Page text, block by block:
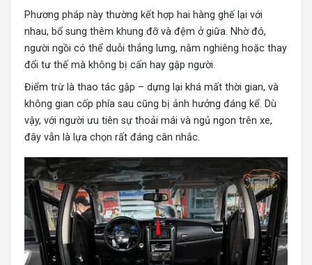
Phương pháp này thường kết hợp hai hàng ghế lại với
nhau, bổ sung thêm khung đỡ và đệm ở giữa. Nhờ đó,
người ngồi có thể duỗi thẳng lưng, nằm nghiêng hoặc thay
đổi tư thế mà không bị cấn hay gập người.
Điểm trừ là thao tác gập – dựng lại khá mất thời gian, và
không gian cốp phía sau cũng bị ảnh hưởng đáng kể. Dù
vậy, với người ưu tiên sự thoải mái và ngủ ngon trên xe,
đây vẫn là lựa chọn rất đáng cân nhắc.